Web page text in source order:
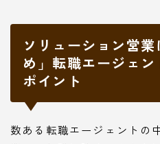
ソリューション営
め」転職エージェ
ポイント
数ある転職エージェントの